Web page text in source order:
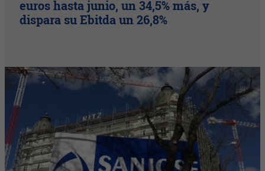
euros hasta junio, un 34,5% más, y
dispara su Ebitda un 26,8%